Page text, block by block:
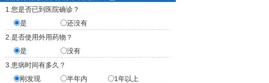
1.您是否已到医院确诊？
是
还没有
2.是否使用外用药物？
是
没有
3.患病时间有多久？
刚发现
半年内
1年以上